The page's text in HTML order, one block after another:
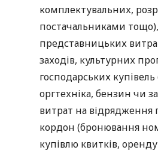
комплектувальних,
постачальниками тощо),
представницьких
заходів, культурних
господарських
оргтехніка, бензин чи
витрат на відрядження
кордон (бронювання
купівлю квитків,